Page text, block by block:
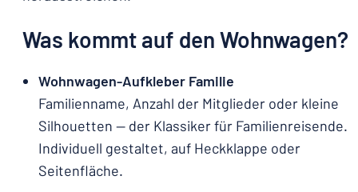
Was kommt auf den Wohnwagen?
Wohnwagen-Aufkleber Familie
Familienname, Anzahl der Mitglieder oder kleine
Silhouetten — der Klassiker für Familienreisende.
Individuell gestaltet, auf Heckklappe oder
Seitenfläche.